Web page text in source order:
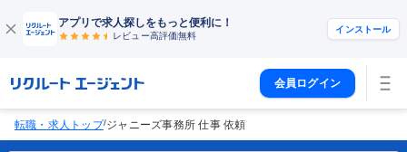
アプリで求人探しをもっと便利に！
レビュー高評価無料
インストール
会員ログイン
転職・求人トップ/ジャニーズ事務所 仕事 依頼